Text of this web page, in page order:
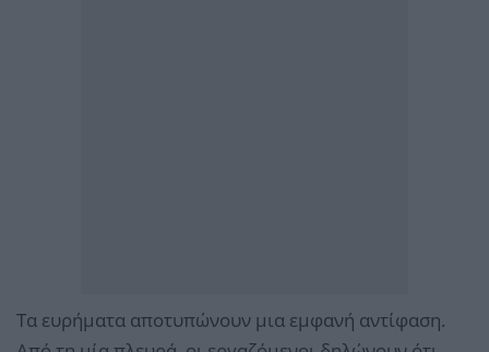
Τα ευρήματα αποτυπώνουν μια εμφανή αντίφαση.